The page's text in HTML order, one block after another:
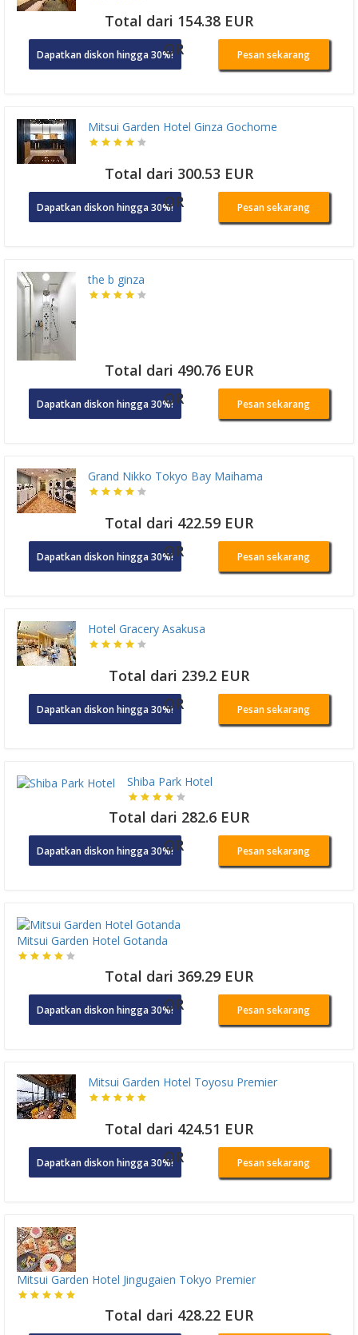
Total dari 154.38 EUR
Dapatkan diskon hingga 30%!OR Pesan sekarang
Mitsui Garden Hotel Ginza Gochome
Total dari 300.53 EUR
Dapatkan diskon hingga 30%!OR Pesan sekarang
the b ginza
Total dari 490.76 EUR
Dapatkan diskon hingga 30%!OR Pesan sekarang
Grand Nikko Tokyo Bay Maihama
Total dari 422.59 EUR
Dapatkan diskon hingga 30%!OR Pesan sekarang
Hotel Gracery Asakusa
Total dari 239.2 EUR
Dapatkan diskon hingga 30%!OR Pesan sekarang
Shiba Park Hotel
Total dari 282.6 EUR
Dapatkan diskon hingga 30%!OR Pesan sekarang
Mitsui Garden Hotel Gotanda
Total dari 369.29 EUR
Dapatkan diskon hingga 30%!OR Pesan sekarang
Mitsui Garden Hotel Toyosu Premier
Total dari 424.51 EUR
Dapatkan diskon hingga 30%!OR Pesan sekarang
Mitsui Garden Hotel Jingugaien Tokyo Premier
Total dari 428.22 EUR